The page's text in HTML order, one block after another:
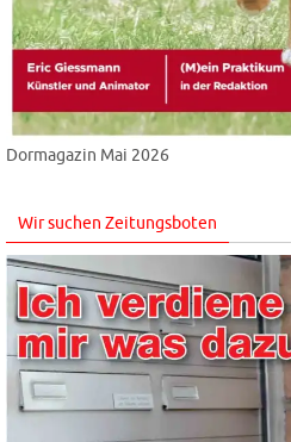
Dormagazin Mai 2026
Wir suchen Zeitungsboten